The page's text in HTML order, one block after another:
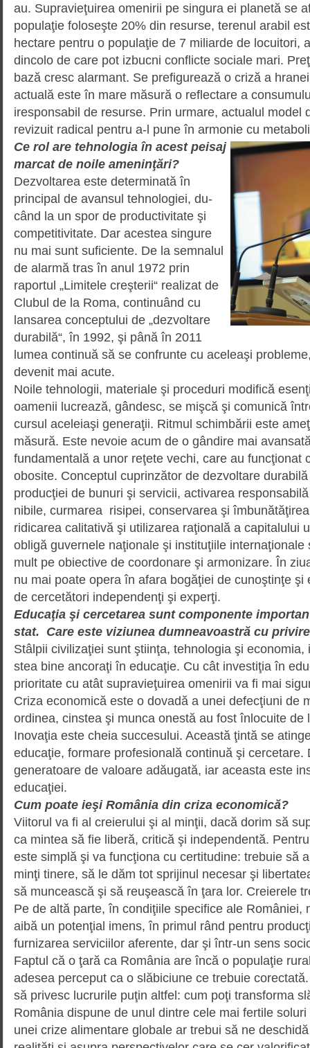
au. Supravieţuirea omenirii pe singura ei planetă se
populaţie foloseşte 20% din resurse, terenul arabil
hectare pentru o populaţie de 7 miliarde de locuitori,
dincolo de care pot izbucni conflicte sociale mari.
bază cresc alarmant. Se pre­figurează o criză a
actuală este în mare măsură o reflectare a
iresponsabil de resurse. Prin urmare, actualul model
revizuit radical pentru a-l pune în armonie cu
Ce rol are tehnologia în acest peisaj
marcat de noile ameninţări?
Dezvoltarea este determinată în
principal de avansul tehnologiei, du­
când la un spor de productivitate şi
competitivitate. Dar acestea singure
nu mai sunt suficiente. De la semnalul
de alarmă tras în anul 1972 prin
raportul „Limitele creşterii“ realizat de
Clubul de la Roma, continuând cu
lansarea conceptului de „dezvoltare
durabilă“, în 1992, şi până în 2011
lumea continuă să se confrunte cu aceleaşi
devenit mai acute.
Noile tehnologii, materiale şi pro­ceduri modifică
oamenii lucrează, gândesc, se mişcă şi comunică
cursul aceleiaşi generaţii. Ritmul schim­bării este
măsură. Este nevoie acum de o gândire mai
fundamentală a unor reţete vechi, care au funcţionat
obosite. Conceptul cuprin­ză­tor de dezvoltare
producţiei de bunuri şi servicii, acti­varea
nibile, curmarea risipei, conser­va­rea şi
ridicarea calitativă şi utilizarea raţională a capitalului
obligă guvernele naţionale şi instituţiile internaţionale
mult pe obiective de coordo­nare şi armonizare. În
nu mai poate opera în afara bogăţiei de cunoştinţe şi
de cercetători inde­pendenţi şi experţi.
Educaţia şi cercetarea sunt compo­nente
stat. Care este viziunea dumneavoastră cu
Stâlpii civilizaţiei sunt ştiinţa, tehnologia şi economia,
stea bine ancoraţi în educaţie. Cu cât investiţia în
prioritate cu atât supravieţuirea omenirii va fi mai
Criza economică este o dovadă a unei defecţiuni de
ordinea, cinstea şi munca onestă au fost înlocuite de
Inovaţia este cheia succesului. Această ţintă se
educaţie, formare profesională conti­nu­ă şi cercetare.
generatoare de valoare adăugată, iar aceasta este
educaţiei.
Cum poate ieşi România din criza economică?
Viitorul va fi al creierului şi al minţii, dacă dorim să
ca mintea să fie liberă, critică şi independentă.
este simplă şi va funcţiona cu certitudine: trebuie să
minţi tinere, să le dăm tot sprijinul necesar şi
să muncească şi să reuşească în ţara lor. Creierele
Pe de altă parte, în condiţiile spe­cifice ale României,
aibă un potenţial imens, în primul rând pentru
furnizarea serviciilor aferente, dar şi într-un sens
Faptul că o ţară ca România are încă o populaţie
adesea perceput ca o slăbiciune ce trebuie
să privesc lucrurile puţin altfel: cum poţi transforma
România dispune de unul dintre cele mai fertile
unei crize alimen­tare globale ar trebui să ne